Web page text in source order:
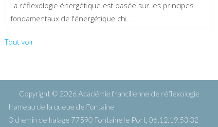
La réflexologie énergétique est basée sur les principes
fondamentaux de l'énergétique chi...
Tout voir
Copyright © 2026 Académie francilienne de réflexologie
Hameau de la queue de Fontaine
3 chemin de halage 77590 Fontaine le Port, 06.12.19.53.32